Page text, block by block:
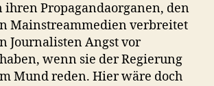
ihren Propagandaorganen, den
Mainstreammedien verbreitet
Journalisten Angst vor
wenn sie der Regierung
Mund reden. Hier wäre doch